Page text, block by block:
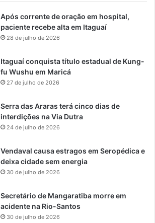
Após corrente de oração em hospital,
paciente recebe alta em Itaguaí
28 de julho de 2026
Itaguaí conquista título estadual de Kung-
fu Wushu em Maricá
27 de julho de 2026
Serra das Araras terá cinco dias de
interdições na Via Dutra
24 de julho de 2026
Vendaval causa estragos em Seropédica e
deixa cidade sem energia
30 de julho de 2026
Secretário de Mangaratiba morre em
acidente na Rio-Santos
30 de julho de 2026